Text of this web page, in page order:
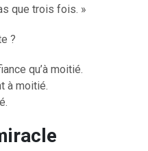
que trois fois. »
?
qu’à moitié.
à moitié.